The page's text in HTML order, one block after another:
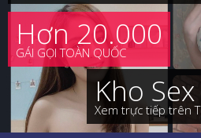
Hơn 20.000
GÁI GỌI TOÀN QUỐC
Kho Sex
Xem trực tiếp trên